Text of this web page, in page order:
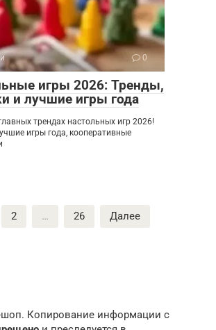
0
игры 2026: Тренды,
и лучшие игры года
трендах настольных игр 2026!
игры года, кооперативные
2 … 26 Далее
Копирование информации с